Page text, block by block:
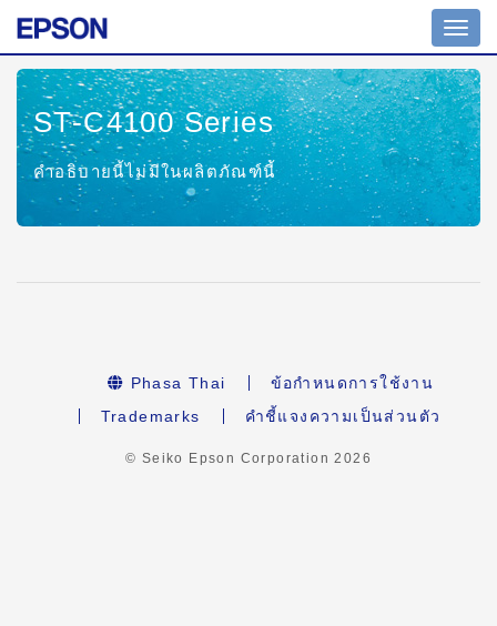
ST-C4100 Series
คำอธิบายนี้ไม่มีในผลิตภัณฑ์นี้
Phasa Thai
ข้อกำหนดการใช้งาน
Trademarks
คำชี้แจงความเป็นส่วนตัว
© Seiko Epson Corporation2026